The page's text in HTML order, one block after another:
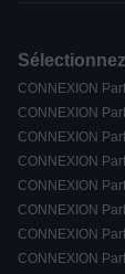
CONNEXION
CONNEXION
CONNEXION
CONNEXION
CONNEXION
CONNEXION
CONNEXION
CONNEXION